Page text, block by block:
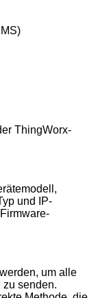
ThingWorx-
und IP-
um alle
senden.